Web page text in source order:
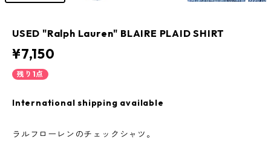
USED "Ralph Lauren" BLAIRE PLAID SHIRT
¥7,150
残り1点
International shipping available
ラルフローレンのチェックシャツ。